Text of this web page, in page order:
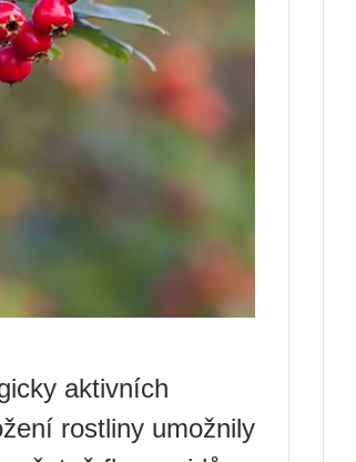
aktivních
rostliny umožnily